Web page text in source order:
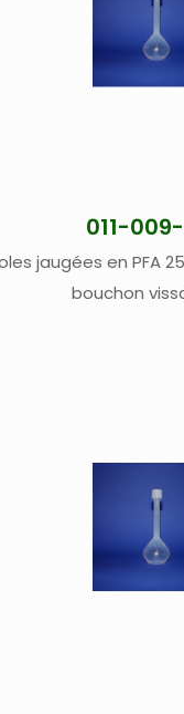
011-
jaugées en PFA
bouchon